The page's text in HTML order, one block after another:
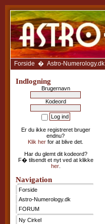
Forside � Astro-Numerology.dk
Indlogning
Brugernavn
Kodeord
Er du ikke registreret bruger
endnu?
Klik her for at blive det.
Har du glemt dit kodeord?
F� tilsendt et nyt ved at klikke
her.
Navigation
Forside
Astro-Numerology.dk
FORUM
Ny Cirkel
Forside
Astro-
Numerology.dk
FORUM
Ny
Cirkel
Anbefal
Avatar-
galleri
Galleriet
som
sidens
medlemmer
Kalenderen
Ugehoroskop
Træk
et
tarotkort